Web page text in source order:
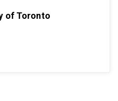
of Toronto